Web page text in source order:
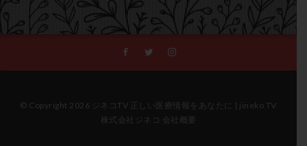
© Copyright 2026 ジネコTV 正しい医療情報をあなたに | jineko TV
株式会社ジネコ 会社概要